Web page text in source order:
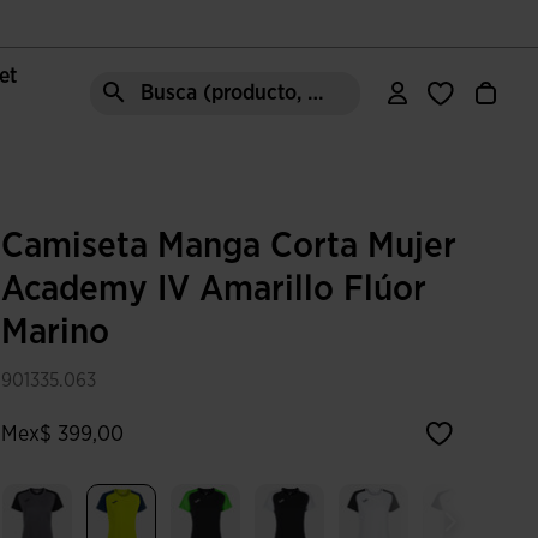
Busca (producto, estilo, área, ect.)
Camiseta Manga Corta Mujer
Academy IV Amarillo Flúor
Marino
901335.063
Mex$ 399,00